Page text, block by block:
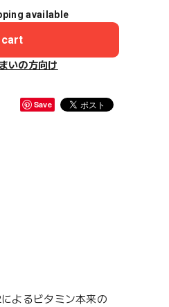
available
cart
いの方向け
Save
よるビタミン本来の